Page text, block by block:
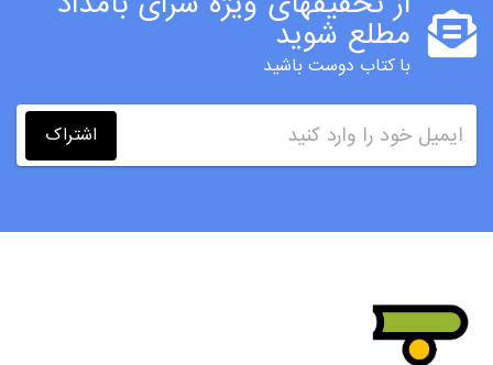
مطلع شوید
با کتاب دوست باشید
اشتراک